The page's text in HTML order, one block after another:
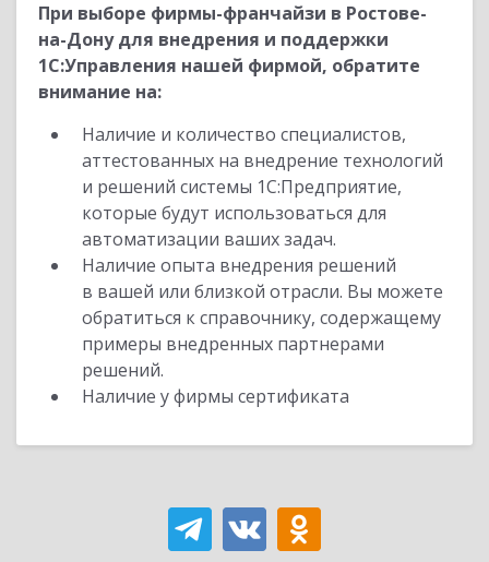
При выборе фирмы-франчайзи в Ростове-
на-Дону для внедрения и поддержки
1С:Управления нашей фирмой, обратите
внимание на:
Наличие и количество специалистов,
аттестованных на внедрение технологий
и решений системы 1С:Предприятие,
которые будут использоваться для
автоматизации ваших задач.
Наличие опыта внедрения решений
в вашей или близкой отрасли. Вы можете
обратиться к справочнику, содержащему
примеры внедренных партнерами
решений.
Наличие у фирмы сертификата